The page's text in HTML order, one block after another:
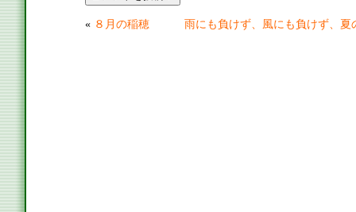
« ８月の稲穂 雨にも負けず、風にも負けず、